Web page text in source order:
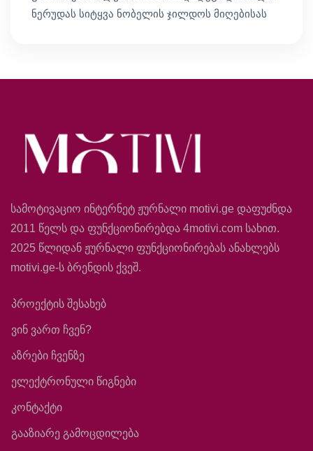
ნერუდას სიტყვა ნობელის ჯილდოს მიღებისას
სამოტივაციო ინტერნეტ ჟურნალი motivi.ge დაფუძნდა
2011 წელს და ფუნქციონირებდა 4motivi.com სახით.
2025 წლიდან ჟურნალი ფუნქციონირებას ანახლებს
motivi.ge-ს ბრენდის ქვეშ.
პროექტის შესახებ
ვინ ვართ ჩვენ?
აზრები ჩვენზე
ელექტრონული წიგნები
კონტაქტი
გააზიარე გამოცდილება